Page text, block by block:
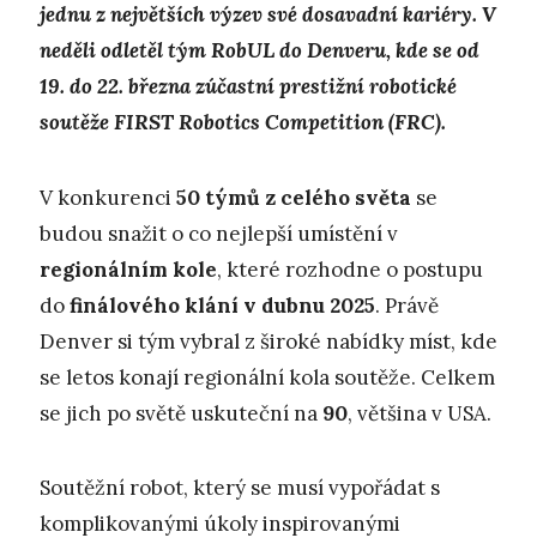
jednu z největších výzev své dosavadní kariéry. V
neděli odletěl tým RobUL do Denveru, kde se od
19. do 22. března zúčastní prestižní robotické
soutěže FIRST Robotics Competition (FRC).
V konkurenci 50 týmů z celého světa se
budou snažit o co nejlepší umístění v
regionálním kole, které rozhodne o postupu
dofinálového klání v dubnu 2025. Právě
Denver si tým vybral z široké nabídky míst, kde
se letos konají regionální kola soutěže. Celkem
se jich po světě uskuteční na 90, většina v USA.
Soutěžní robot, který se musí vypořádat s
komplikovanými úkoly inspirovanými